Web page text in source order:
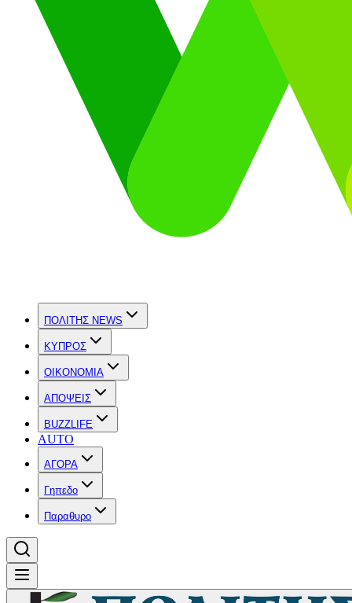
ΠΟΛΙΤΗΣ NEWS
ΚΥΠΡΟΣ
OIKONOMIA
ΑΠΟΨΕΙΣ
BUZZLIFE
AUTO
ΑΓΟΡΑ
Γηπεδο
Παραθυρο